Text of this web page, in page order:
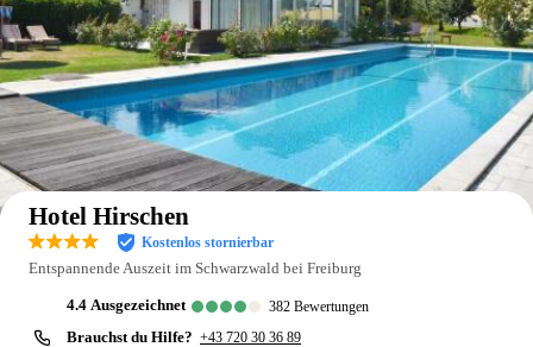
Auf der Karte anzeigen
Hotel Hirschen
Kostenlos stornierbar
Entspannende Auszeit im Schwarzwald bei Freiburg
4.4 ausgezeichnet 382 Bewertungen
Brauchst du Hilfe? +43 720 30 36 89